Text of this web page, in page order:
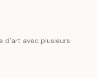
avec plusieurs